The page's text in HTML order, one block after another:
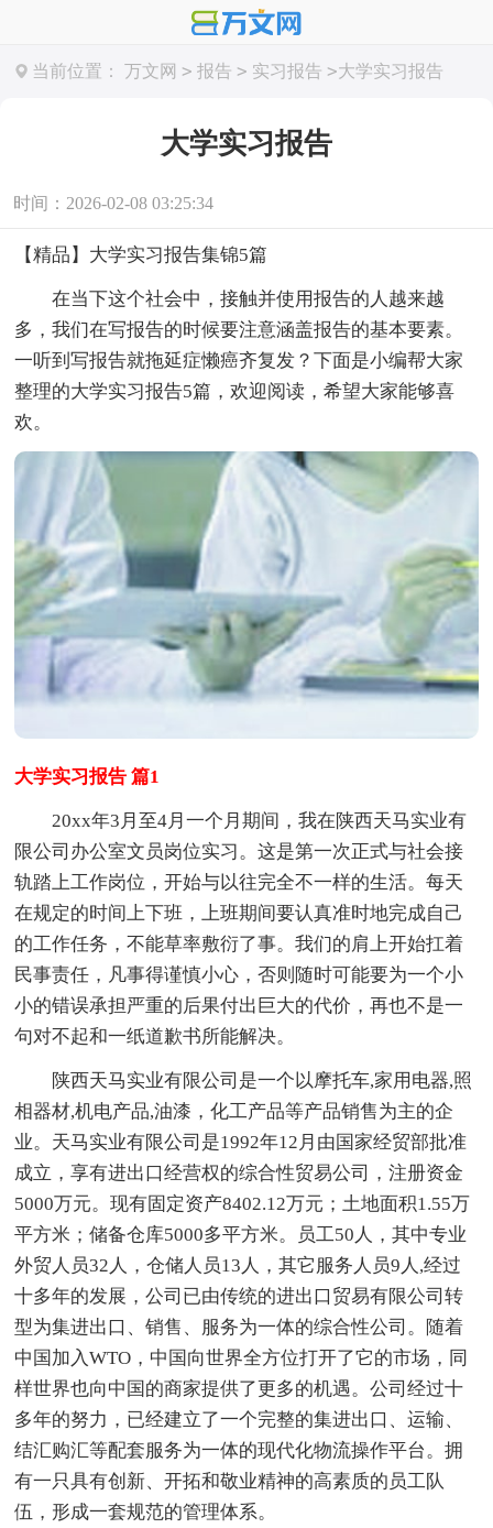
当前位置： 万文网 > 报告 > 实习报告 >大学实习报告
大学实习报告
时间：2026-02-08 03:25:34
【精品】大学实习报告集锦5篇
在当下这个社会中，接触并使用报告的人越来越
多，我们在写报告的时候要注意涵盖报告的基本要素。
一听到写报告就拖延症懒癌齐复发？下面是小编帮大家
整理的大学实习报告5篇，欢迎阅读，希望大家能够喜
欢。
大学实习报告 篇1
20xx年3月至4月一个月期间，我在陕西天马实业有
限公司办公室文员岗位实习。这是第一次正式与社会接
轨踏上工作岗位，开始与以往完全不一样的生活。每天
在规定的时间上下班，上班期间要认真准时地完成自己
的工作任务，不能草率敷衍了事。我们的肩上开始扛着
民事责任，凡事得谨慎小心，否则随时可能要为一个小
小的错误承担严重的后果付出巨大的代价，再也不是一
句对不起和一纸道歉书所能解决。
陕西天马实业有限公司是一个以摩托车,家用电器,照
相器材,机电产品,油漆，化工产品等产品销售为主的企
业。天马实业有限公司是1992年12月由国家经贸部批准
成立，享有进出口经营权的综合性贸易公司，注册资金
5000万元。现有固定资产8402.12万元；土地面积1.55万
平方米；储备仓库5000多平方米。员工50人，其中专业
外贸人员32人，仓储人员13人，其它服务人员9人,经过
十多年的发展，公司已由传统的进出口贸易有限公司转
型为集进出口、销售、服务为一体的综合性公司。随着
中国加入WTO，中国向世界全方位打开了它的市场，同
样世界也向中国的商家提供了更多的机遇。公司经过十
多年的努力，已经建立了一个完整的集进出口、运输、
结汇购汇等配套服务为一体的现代化物流操作平台。拥
有一只具有创新、开拓和敬业精神的高素质的员工队
伍，形成一套规范的管理体系。